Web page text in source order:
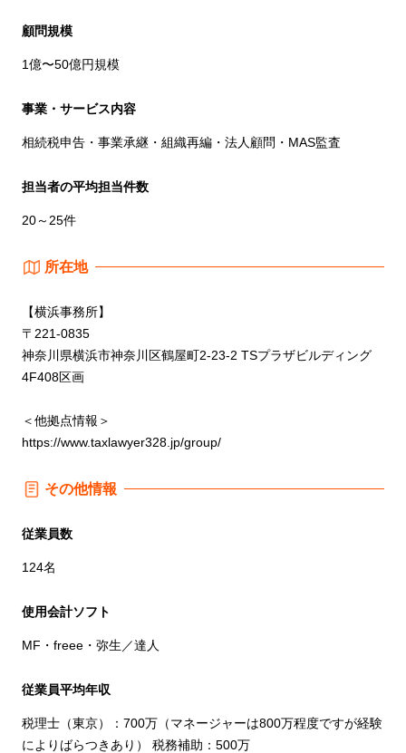
顧問規模
1億〜50億円規模
事業・サービス内容
相続税申告・事業承継・組織再編・法人顧問・MAS監査
担当者の平均担当件数
20～25件
所在地
【横浜事務所】
〒221-0835
神奈川県横浜市神奈川区鶴屋町2-23-2 TSプラザビルディング
4F408区画
＜他拠点情報＞
https://www.taxlawyer328.jp/group/
その他情報
従業員数
124名
使用会計ソフト
MF・freee・弥生／達人
従業員平均年収
税理士（東京）：700万（マネージャーは800万程度ですが経験
によりばらつきあり） 税務補助：500万